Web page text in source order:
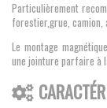
Particulièrement
forestier,grue, camion,
Le montage
une jointure parfaire à